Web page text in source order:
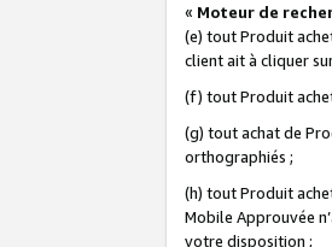
« Moteur de
(e) tout Produit
client ait à cliquer
(f) tout Produit
(g) tout achat de
orthographiés ;
(h) tout Produit
Mobile Approuvée
votre disposition ;